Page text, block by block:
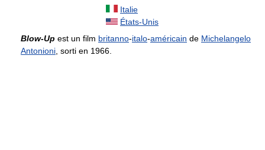
Italie
États-Unis
Blow-Up est un film britanno-italo-américain de Michelangelo
Antonioni , sorti en 1966.